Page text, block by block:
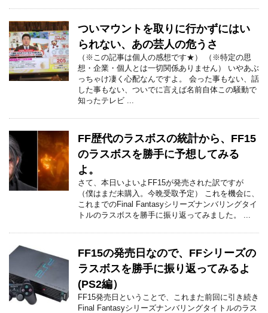
ついマウントを取りに行かずにはい
られない、あの芸人の危うさ
（※この記事は個人の感想です★） （※特定の思
想・企業・個人とは一切関係ありません） いやあぶ
っちゃけ凄く心配なんですよ。 会った事もない、話
した事もない、ついでに言えば名前自体この騒動で
知ったテレビ ...
FF歴代のラスボスの統計から、FF15
のラスボスを勝手に予想してみる
よ。
さて、本日いよいよFF15が発売された訳ですが
（僕はまだ未購入。今晩受取予定） これを機会に、
これまでのFinal Fantasyシリーズナンバリングタイ
トルのラスボスを勝手に振り返ってみました。 ...
FF15の発売日なので、FFシリーズの
ラスボスを勝手に振り返ってみるよ
(PS2編）
FF15発売日ということで、これまた前回に引き続き
Final Fantasyシリーズナンバリングタイトルのラス